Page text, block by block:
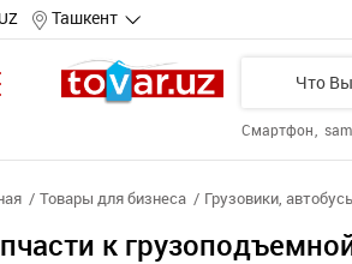
UZ Ташкент
Смартфон
Товары для бизнеса Грузовики,
к